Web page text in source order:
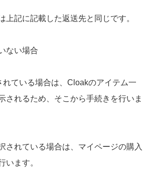
上記に記載した返送先と同じです。
ない場合
ている場合は、Cloakのアイテム一
されるため、そこから手続きを行いま
されている場合は、マイページの購入
います。